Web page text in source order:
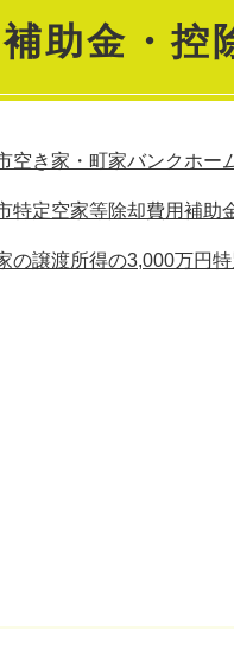
補助金・控
空き家・町家バンクホー
特定空家等除却費用補助
の譲渡所得の3,000万円